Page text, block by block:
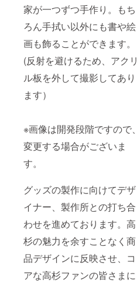
家が一つずつ手作り。もち
ろん手拭い以外にも書や絵
画も飾ることができます。
(反射を避けるため、アクリ
ル板を外して撮影してあり
ます）
※画像は開発段階ですので、
変更する場合がございま
す。
グッズの製作に向けてデザ
イナー、製作所との打ち合
わせを進めております。高
杉の魅力を余すことなく商
品デザインに反映させ、コ
アな高杉ファンの皆さまに